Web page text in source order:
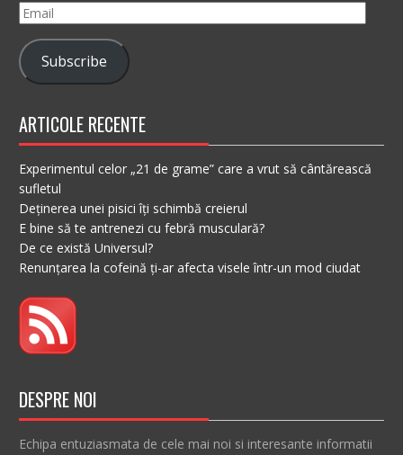
Email
Subscribe
ARTICOLE RECENTE
Experimentul celor „21 de grame” care a vrut să cântărească
sufletul
Deținerea unei pisici îți schimbă creierul
E bine să te antrenezi cu febră musculară?
De ce există Universul?
Renunțarea la cofeină ți-ar afecta visele într-un mod ciudat
DESPRE NOI
Echipa entuziasmata de cele mai noi si interesante informatii